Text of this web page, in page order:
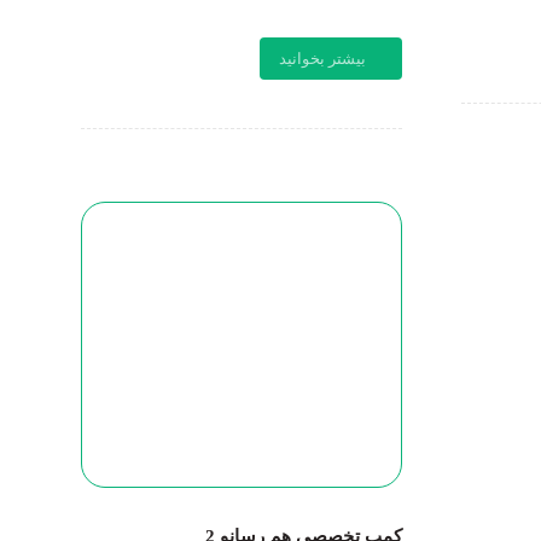
بیشتر بخوانید
کمپ تخصصی هم رسانو 2